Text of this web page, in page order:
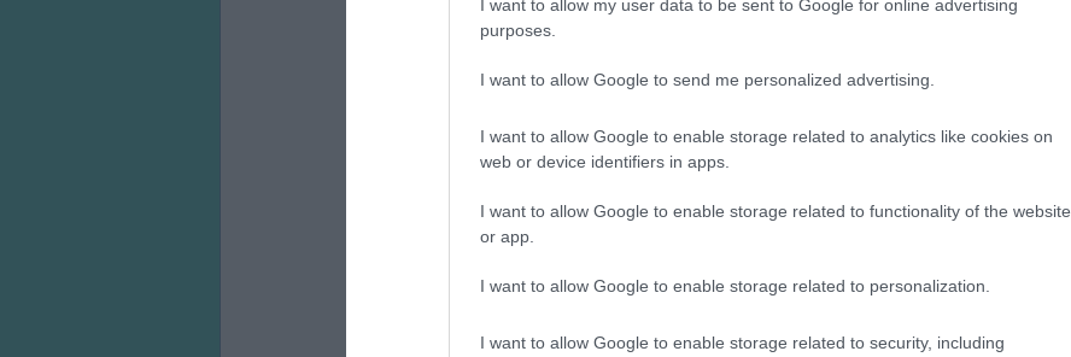
I want to allow my user data to be sent to Google for online advertising
purposes.
I want to allow Google to send me personalized advertising.
I want to allow Google to enable storage related to analytics like cookies on
web or device identifiers in apps.
I want to allow Google to enable storage related to functionality of the website
or app.
I want to allow Google to enable storage related to personalization.
I want to allow Google to enable storage related to security, including
(3